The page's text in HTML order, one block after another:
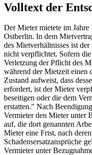
Volltext der
Der Mieter mietete im
Ostberlin. In dem
des Mietverhältnisses ist
nicht verpflichtet. Sofern
Verletzung der Pflicht des
während der Mietzeit einen
Zustand aufweist, dass
erfordert, ist der Mieter
beseitigen oder die dem
erstatten." Nach
Vermieter den Mieter unter
auf, die dort genannten
Mieter eine Frist, nach
Schadensersatzansprüche
Vermieter unter